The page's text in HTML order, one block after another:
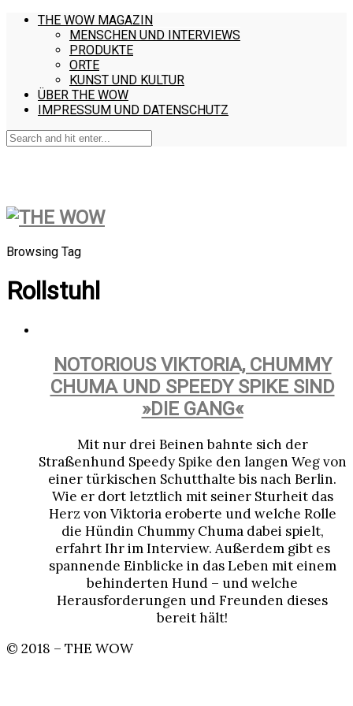
THE WOW MAGAZIN
MENSCHEN UND INTERVIEWS
PRODUKTE
ORTE
KUNST UND KULTUR
ÜBER THE WOW
IMPRESSUM UND DATENSCHUTZ
Browsing Tag
Rollstuhl
NOTORIOUS VIKTORIA, CHUMMY
CHUMA UND SPEEDY SPIKE SIND
»DIE GANG«
Mit nur drei Beinen bahnte sich der
Straßenhund Speedy Spike den langen Weg von
einer türkischen Schutthalte bis nach Berlin.
Wie er dort letztlich mit seiner Sturheit das
Herz von Viktoria eroberte und welche Rolle
die Hündin Chummy Chuma dabei spielt,
erfahrt Ihr im Interview. Außerdem gibt es
spannende Einblicke in das Leben mit einem
behinderten Hund – und welche
Herausforderungen und Freunden dieses
bereit hält!
© 2018 – THE WOW